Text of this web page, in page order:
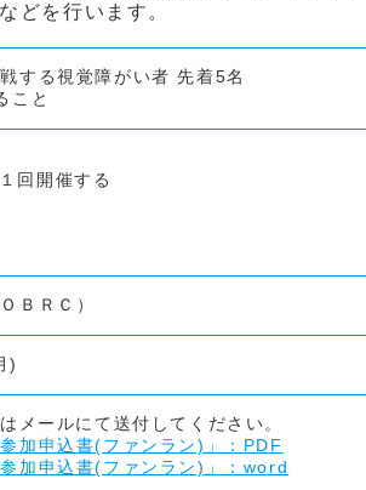
どを行います。
する視覚障がい者 先着5名
こと
回開催する
ＢＲＣ）
)
メールにて送付してください。
加申込書(ファンラン)」：PDF
加申込書(ファンラン)」：word